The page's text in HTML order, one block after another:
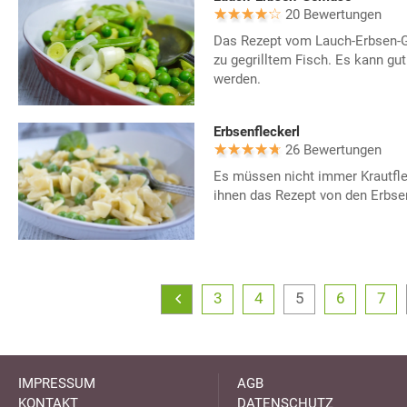
20 Bewertungen
Das Rezept vom Lauch-
zu gegrilltem Fisch. Es kann
werden.
Erbsenfleckerl
26 Bewertungen
Es müssen nicht immer
ihnen das Rezept von den
3 4 5 6 7
IMPRESSUM
KONTAKT
AGB
DATENSCHUTZ